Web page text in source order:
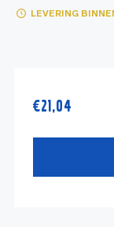
Reman -
LEVERING
€21,04